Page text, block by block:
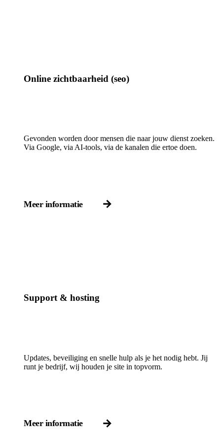
Online zichtbaarheid (seo)
Gevonden worden door mensen die naar jouw dienst zoeken.
Via Google, via AI-tools, via de kanalen die ertoe doen.
Meer informatie
Support & hosting
Updates, beveiliging en snelle hulp als je het nodig hebt. Jij
runt je bedrijf, wij houden je site in topvorm.
Meer informatie